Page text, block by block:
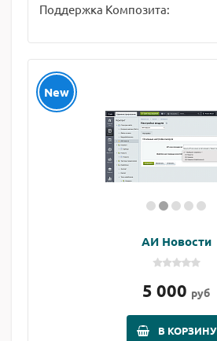
Поддержка Композита:
New
АИ Новости
5 000 руб
В КОРЗИНУ